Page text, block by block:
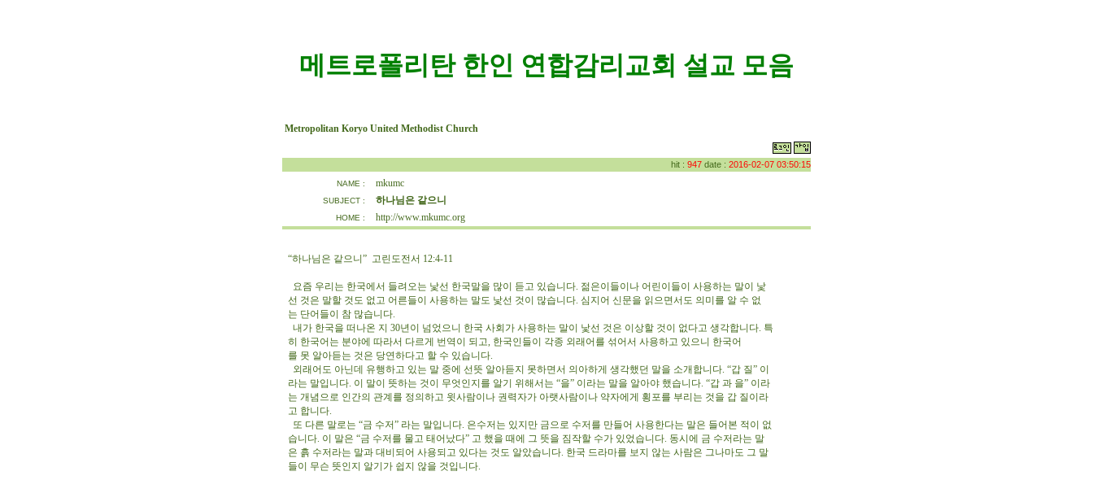
메트로폴리탄 한인 연합감리교회 설교 모음
Metropolitan Koryo United Methodist Church
hit : 947 date : 2016-02-07 03:50:15
NAME : mkumc
SUBJECT : 하나님은 같으니
HOME : http://www.mkumc.org
“하나님은 같으니” 고린도전서 12:4-11
요즘 우리는 한국에서 들려오는 낯선 한국말을 많이 듣고 있습니다. 젊은이들이나 어린이들이 사용하는 말이 낯
선 것은 말할 것도 없고 어른들이 사용하는 말도 낯선 것이 많습니다. 심지어 신문을 읽으면서도 의미를 알 수 없
는 단어들이 참 많습니다.
내가 한국을 떠나온 지 30년이 넘었으니 한국 사회가 사용하는 말이 낯선 것은 이상할 것이 없다고 생각합니다. 특
히 한국어는 분야에 따라서 다르게 번역이 되고, 한국인들이 각종 외래어를 섞어서 사용하고 있으니 한국어
를 못 알아듣는 것은 당연하다고 할 수 있습니다.
외래어도 아닌데 유행하고 있는 말 중에 선뜻 알아듣지 못하면서 의아하게 생각했던 말을 소개합니다. “갑 질” 이
라는 말입니다. 이 말이 뜻하는 것이 무엇인지를 알기 위해서는 “을” 이라는 말을 알아야 했습니다. “갑 과 을” 이라
는 개념으로 인간의 관계를 정의하고 윗사람이나 권력자가 아랫사람이나 약자에게 횡포를 부리는 것을 갑 질이라
고 합니다.
또 다른 말로는 “금 수저” 라는 말입니다. 은수저는 있지만 금으로 수저를 만들어 사용한다는 말은 들어본 적이 없
습니다. 이 말은 “금 수저를 물고 태어났다” 고 했을 때에 그 뜻을 짐작할 수가 있었습니다. 동시에 금 수저라는 말
은 흙 수저라는 말과 대비되어 사용되고 있다는 것도 알았습니다. 한국 드라마를 보지 않는 사람은 그나마도 그 말
들이 무슨 뜻인지 알기가 쉽지 않을 것입니다.